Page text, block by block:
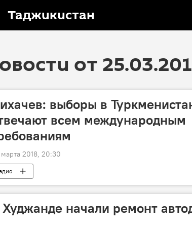
Таджикистан
от
выборы в
всем международным
2018, 20:30
начали ремонт